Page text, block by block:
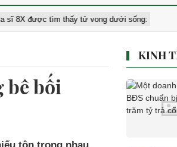
được tìm thấy tử vong dưới sống: Mẹ già - bạn
bê bối
KINH